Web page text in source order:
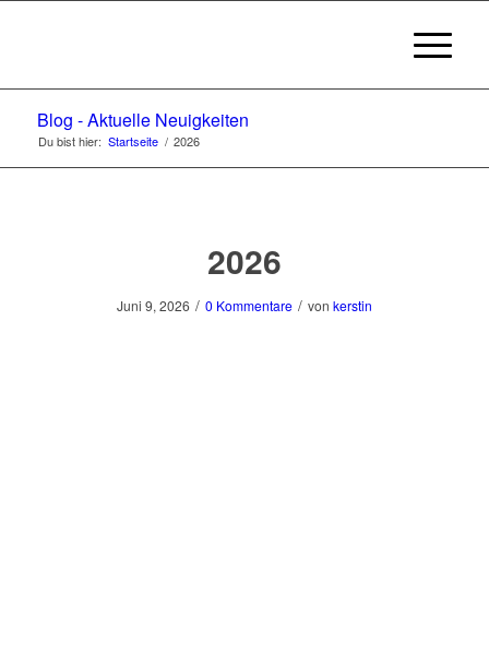
Blog - Aktuelle Neuigkeiten
Du bist hier: Startseite / 2026
2026
Juni 9, 2026 / 0 Kommentare / von kerstin